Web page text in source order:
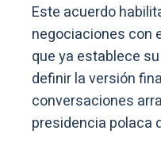
Este acuerdo
negociaciones con
que ya establece
definir la versión
conversaciones
presidencia polaca